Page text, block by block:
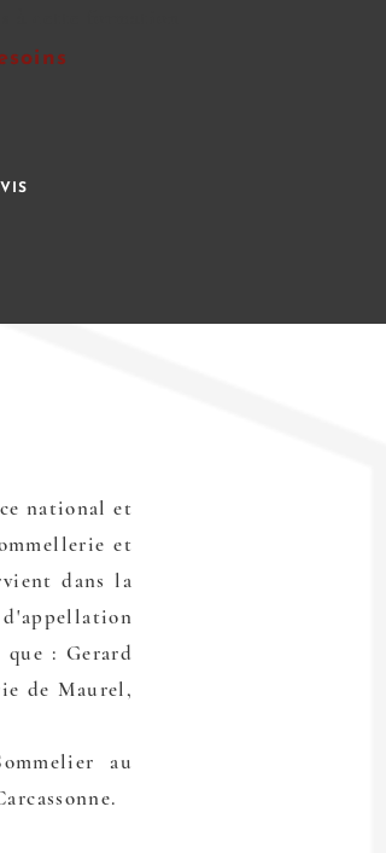
national et
et
dans la
: Gerard
de Maurel,
au